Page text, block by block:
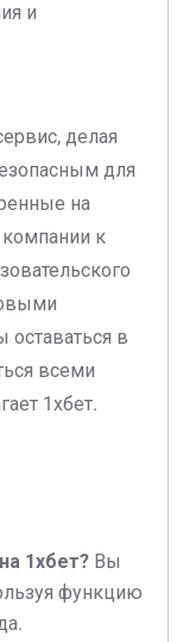
и
делая
для
на
к
в
всеми
1хбет.
1хбет? Вы
функцию